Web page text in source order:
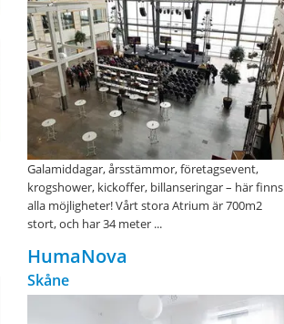
Galamiddagar, årsstämmor, företagsevent,
krogshower, kickoffer, billanseringar – här finns
alla möjligheter! Vårt stora Atrium är 700m2
stort, och har 34 meter ...
HumaNova
Skåne